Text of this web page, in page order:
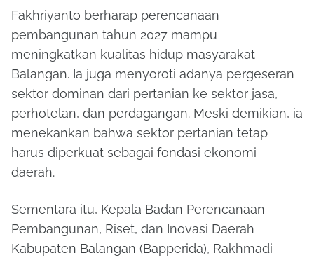
Fakhriyanto berharap perencanaan
pembangunan tahun 2027 mampu
meningkatkan kualitas hidup masyarakat
Balangan. Ia juga menyoroti adanya pergeseran
sektor dominan dari pertanian ke sektor jasa,
perhotelan, dan perdagangan. Meski demikian, ia
menekankan bahwa sektor pertanian tetap
harus diperkuat sebagai fondasi ekonomi
daerah.
Sementara itu, Kepala Badan Perencanaan
Pembangunan, Riset, dan Inovasi Daerah
Kabupaten Balangan (Bapperida), Rakhmadi